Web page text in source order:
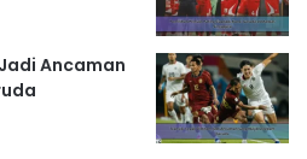
Ancaman